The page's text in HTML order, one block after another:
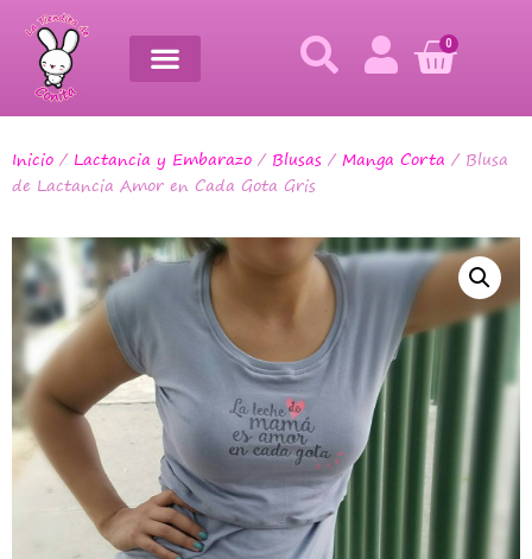
0
Inicio / Lactancia y Embarazo / Blusas / Manga Corta / Blusa
de Lactancia Amor en Cada Gota Gris